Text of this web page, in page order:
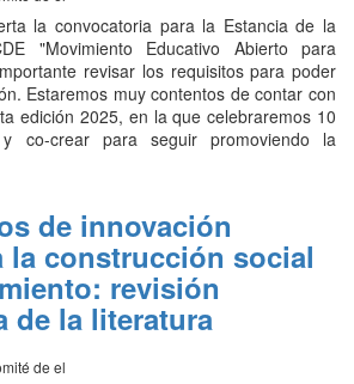
la convocatoria para la Estancia de la
"Movimiento Educativo Abierto para
revisar los requisitos para poder
Estaremos muy contentos de contar con
edición 2025, en la que celebraremos 10
co-crear para seguir promoviendo la
de innovación
la construcción social
revisión
de la literatura
de el